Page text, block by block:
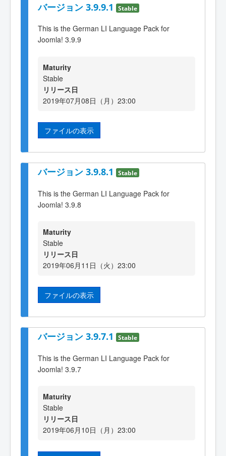
バージョン 3.9.9.1 Stable
This is the German LI Language Pack for
Joomla! 3.9.9
Maturity
Stable
リリース日
2019年07月08日（月）23:00
ファイルの表示
バージョン 3.9.8.1 Stable
This is the German LI Language Pack for
Joomla! 3.9.8
Maturity
Stable
リリース日
2019年06月11日（火）23:00
ファイルの表示
バージョン 3.9.7.1 Stable
This is the German LI Language Pack for
Joomla! 3.9.7
Maturity
Stable
リリース日
2019年06月10日（月）23:00